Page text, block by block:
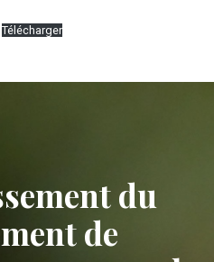
Télécharger
du
de